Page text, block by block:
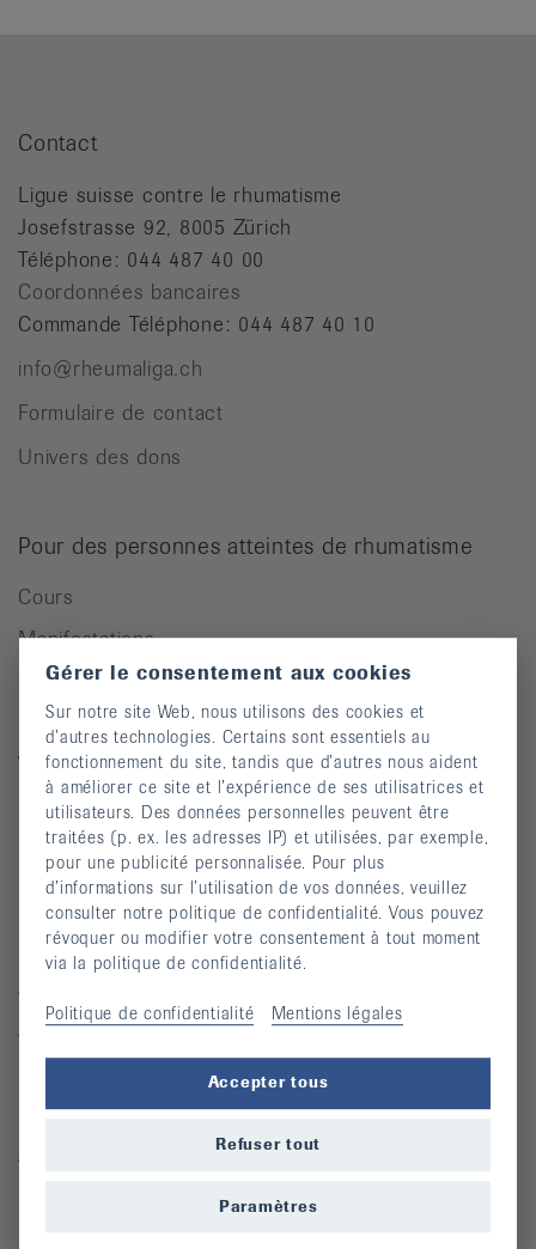
Contact
Ligue suisse contre le rhumatisme
Josefstrasse 92, 8005 Zürich
Téléphone: 044 487 40 00
Coordonnées bancaires
Commande Téléphone: 044 487 40 10
info@rheumaliga.ch
Formulaire de contact
Univers des dons
Pour des personnes atteintes de rhumatisme
Cours
Manifestations
Prévention des chutes
Publications
Vidéos
Lettre d’information
Moyens auxiliaires
Maladies rhumatismales
Arthrite
Arthrose
Rhumatisme des parties molles
Autres maladies rhumatismales
Gérer le consentement aux cookies
Sur notre site Web, nous utilisons des cookies et
d’autres technologies. Certains sont essentiels au
fonctionnement du site, tandis que d’autres nous aident
à améliorer ce site et l’expérience de ses utilisatrices et
utilisateurs. Des données personnelles peuvent être
traitées (p. ex. les adresses IP) et utilisées, par exemple,
pour une publicité personnalisée. Pour plus
d’informations sur l’utilisation de vos données, veuillez
consulter notre politique de confidentialité. Vous pouvez
révoquer ou modifier votre consentement à tout moment
via la politique de confidentialité.
Politique de confidentialité Mentions légales
Accepter tous
Refuser tout
Paramètres